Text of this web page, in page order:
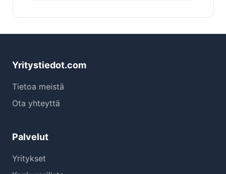
Yritystiedot.com
Tietoa meistä
Ota yhteyttä
Palvelut
Yritykset